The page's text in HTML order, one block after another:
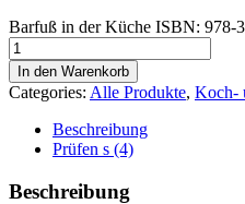
Barfuß in der Küche ISBN: 978-
In den Warenkorb
Categories: Alle Produkte, Koch-
Beschreibung
Prüfen s (4)
Beschreibung